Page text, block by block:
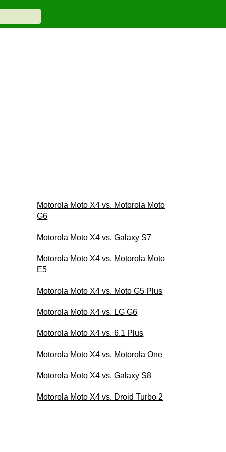
Motorola Moto X4 vs. Motorola Moto
G6
Motorola Moto X4 vs. Galaxy S7
Motorola Moto X4 vs. Motorola Moto
E5
Motorola Moto X4 vs. Moto G5 Plus
Motorola Moto X4 vs. LG G6
Motorola Moto X4 vs. 6.1 Plus
Motorola Moto X4 vs. Motorola One
Motorola Moto X4 vs. Galaxy S8
Motorola Moto X4 vs. Droid Turbo 2